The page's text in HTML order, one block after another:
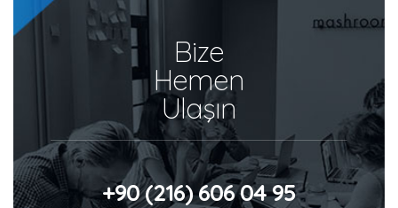
Bize
Hemen
Ulaşın
+90 (216) 606 04 95